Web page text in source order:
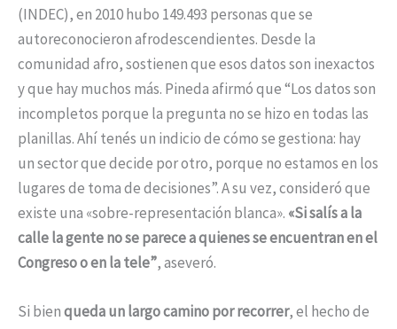
(INDEC), en 2010 hubo 149.493 personas que se
autoreconocieron afrodescendientes. Desde la
comunidad afro, sostienen que esos datos son inexactos
y que hay muchos más. Pineda afirmó que “Los datos son
incompletos porque la pregunta no se hizo en todas las
planillas. Ahí tenés un indicio de cómo se gestiona: hay
un sector que decide por otro, porque no estamos en los
lugares de toma de decisiones”. A su vez, consideró que
existe una «sobre-representación blanca». «Si salís a la
calle la gente no se parece a quienes se encuentran en el
Congreso o en la tele”, aseveró.
Si bienqueda un largo camino por recorrer, el hecho de